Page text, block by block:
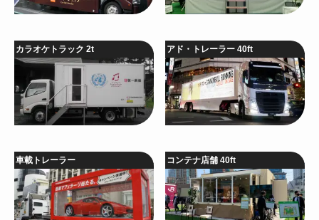
カラオケトラック 2t アド・トレーラー 40ft
車載トレーラー コンテナ店舗 40ft